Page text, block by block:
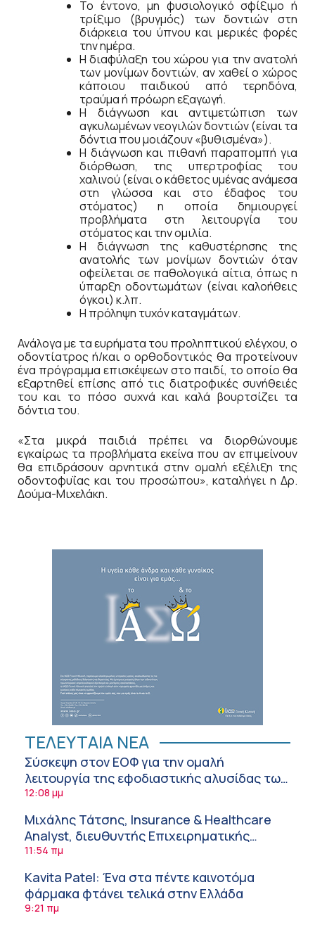
Το έντονο, μη φυσιολογικό σφίξιμο ή
τρίξιμο (βρυγμός) των δοντιών στη
διάρκεια του ύπνου και μερικές φορές
την ημέρα.
Η διαφύλαξη του χώρου για την ανατολή
των μονίμων δοντιών, αν χαθεί ο χώρος
κάποιου παιδικού από τερηδόνα,
τραύμα ή πρόωρη εξαγωγή.
Η διάγνωση και αντιμετώπιση των
αγκυλωμένων νεογιλών δοντιών (είναι τα
δόντια που μοιάζουν «βυθισμένα»).
Η διάγνωση και πιθανή παραπομπή για
διόρθωση, της υπερτροφίας του
χαλινού (είναι ο κάθετος υμένας ανάμεσα
στη γλώσσα και στο έδαφος του
στόματος) η οποία δημιουργεί
προβλήματα στη λειτουργία του
στόματος και την ομιλία.
Η διάγνωση της καθυστέρησης της
ανατολής των μονίμων δοντιών όταν
οφείλεται σε παθολογικά αίτια, όπως η
ύπαρξη οδοντωμάτων (είναι καλοήθεις
όγκοι) κ.λπ.
Η πρόληψη τυχόν καταγμάτων.
Ανάλογα με τα ευρήματα του προληπτικού ελέγχου, ο
οδοντίατρος ή/και ο ορθοδοντικός θα προτείνουν
ένα πρόγραμμα επισκέψεων στο παιδί, το οποίο θα
εξαρτηθεί επίσης από τις διατροφικές συνήθειές
του και το πόσο συχνά και καλά βουρτσίζει τα
δόντια του.
«Στα μικρά παιδιά πρέπει να διορθώνουμε
εγκαίρως τα προβλήματα εκείνα που αν επιμείνουν
θα επιδράσουν αρνητικά στην ομαλή εξέλιξη της
οδοντοφυΐας και του προσώπου», καταλήγει η Δρ.
Δούμα-Μιχελάκη.
ΤΕΛΕΥΤΑΙΑ ΝΕΑ
Σύσκεψη στον ΕΟΦ για την ομαλή
λειτουργία της εφοδιαστικής αλυσίδας των
φαρμάκων στη διάρκεια του καλοκαιριού
12:08 μμ
Μιχάλης Τάτσης, Insurance & Healthcare
Analyst, διευθυντής Επιχειρηματικής
Ανάπτυξης Ομίλου HHG
11:54 πμ
Kavita Patel: Ένα στα πέντε καινοτόμα
φάρμακα φτάνει τελικά στην Ελλάδα
9:21 πμ